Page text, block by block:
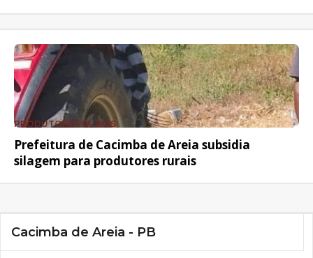
PRODUTORES RURAIS
Prefeitura de Cacimba de Areia subsidia
silagem para produtores rurais
Cacimba de Areia - PB